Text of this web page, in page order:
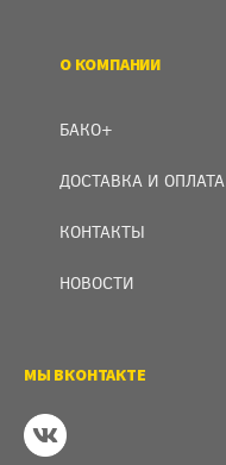
О КОМПАНИИ
БАКО+
ДОСТАВКА И ОПЛАТА
КОНТАКТЫ
НОВОСТИ
МЫ ВКОНТАКТЕ